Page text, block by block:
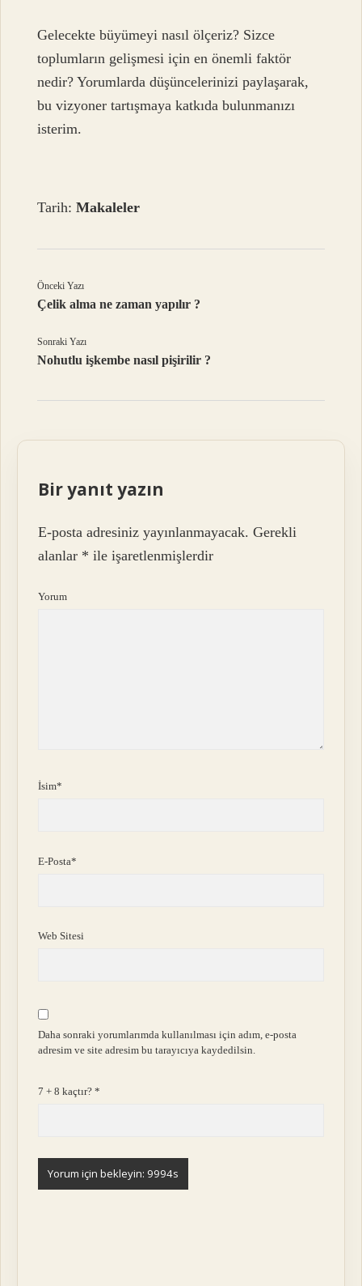
Gelecekte büyümeyi nasıl ölçeriz? Sizce
toplumların gelişmesi için en önemli faktör
nedir? Yorumlarda düşüncelerinizi paylaşarak,
bu vizyoner tartışmaya katkıda bulunmanızı
isterim.
Tarih:Makaleler
Önceki Yazı
Çelik alma ne zaman yapılır ?
Sonraki Yazı
Nohutlu işkembe nasıl pişirilir ?
Bir yanıt yazın
E-posta adresiniz yayınlanmayacak. Gerekli
alanlar * ile işaretlenmişlerdir
Yorum
İsim*
E-Posta*
Web Sitesi
Daha sonraki yorumlarımda kullanılması için adım, e-posta
adresim ve site adresim bu tarayıcıya kaydedilsin.
7 + 8 kaçtır?*